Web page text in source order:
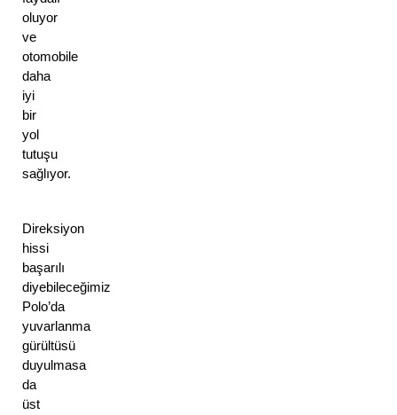
oluyor
ve
otomobile
daha
iyi
bir
yol
tutuşu
sağlıyor.
Direksiyon
hissi
başarılı
diyebileceğimiz
Polo’da
yuvarlanma
gürültüsü
duyulmasa
da
üst